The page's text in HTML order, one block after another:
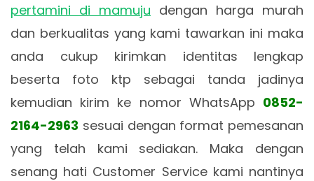
pertamini di mamuju dengan harga murah
dan berkualitas yang kami tawarkan ini maka
anda cukup kirimkan identitas lengkap
beserta foto ktp sebagai tanda jadinya
kemudian kirim ke nomor WhatsApp 0852-
2164-2963 sesuai dengan format pemesanan
yang telah kami sediakan. Maka dengan
senang hati Customer Service kami nantinya